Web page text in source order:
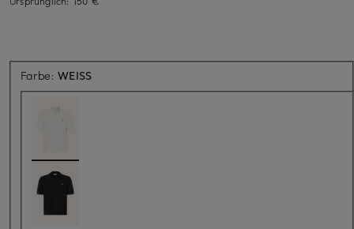
Farbe:WEISS